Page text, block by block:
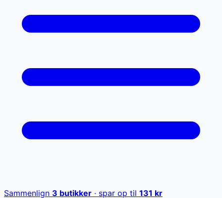
Sammenlign 3 butikker · spar op til 131 kr